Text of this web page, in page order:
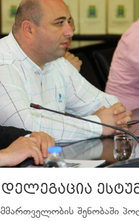
შენობაში